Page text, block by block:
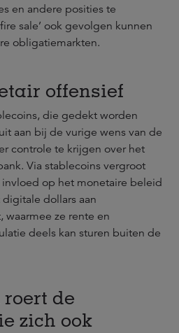
en andere posities te
sale’ ook gevolgen kunnen
obligatiemarkten.
offensief
die gedekt worden
aan bij de vurige wens van de
controle te krijgen over het
Via stablecoins vergroot
invloed op het monetaire beleid
dollars aan
waarmee ze rente en
deels kan sturen buiten de
de
zich ook